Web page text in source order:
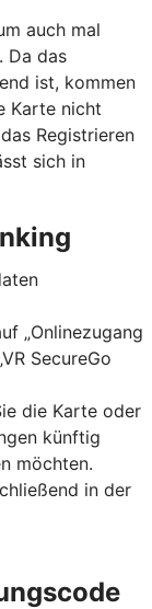
auch mal
Da das
ist, kommen
Karte nicht
Registrieren
sich in
„Onlinezugang
SecureGo
die Karte oder
künftig
möchten.
in der